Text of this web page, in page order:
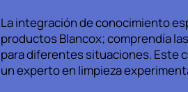
La integración de conocimiento
productos Blancox; comprendía
para diferentes situaciones. Este
un experto en limpieza